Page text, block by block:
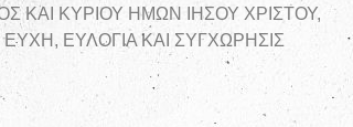
ΙΗΣΟΥ ΧΡΙΣΤΟΥ,
ΣΥΓΧΩΡΗΣΙΣ